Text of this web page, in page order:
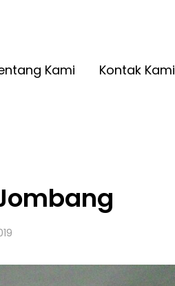
Kami Kontak Kami